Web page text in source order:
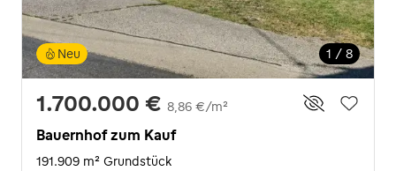
1 / 8
Neu
1.700.000 € 8,86 €/m²
Bauernhof zum Kauf
191.909 m² Grundstück